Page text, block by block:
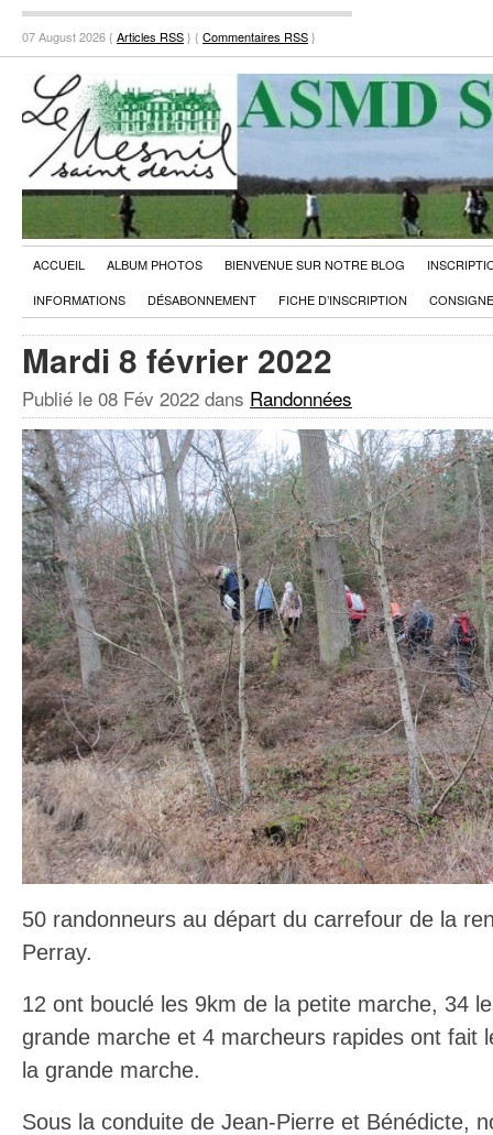
07 August 2026 { Articles RSS} { Commentaires RSS}
ACCUEIL ALBUM PHOTOS BIENVENUE SUR NOTRE BLOG
INFORMATIONS
DÉSABONNEMENT FICHE D’INSCRIPTION
Mardi 8 février 2022
Publié le 08 Fév 2022 dans Randonnées
50 randonneurs au départ du carrefour de la
Perray.
12 ont bouclé l es 9km de la petite marche, 34
grande marche et 4 marcheurs rapides ont fait
la grande marche.
Sous la conduite de Jean-Pierre et Bénédicte,